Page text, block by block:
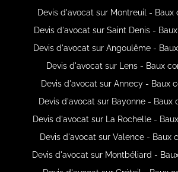
Devis d'avocat sur Montreuil - Baux
Devis d'avocat sur Saint Denis -
Devis d'avocat sur Angoulême -
Devis d'avocat sur Lens - Baux
Devis d'avocat sur Annecy - Baux
Devis d'avocat sur Bayonne - Baux
Devis d'avocat sur La Rochelle -
Devis d'avocat sur Valence - Baux
Devis d'avocat sur Montbéliard -